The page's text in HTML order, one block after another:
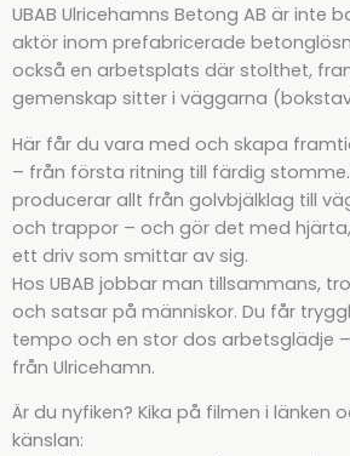
UBAB Ulricehamns Betong AB är inte
aktör inom prefabricerade
också en arbetsplats där stolthet,
gemenskap sitter i väggarna
Här får du vara med och skapa
– från första ritning till färdig stomme.
producerar allt från golvbjälklag till
och trappor – och gör det med
ett driv som smittar av sig.
Hos UBAB jobbar man tillsammans,
och satsar på människor. Du får
tempo och en stor dos arbetsglädje
från Ulricehamn.
Är du nyfiken? Kika på filmen i länken
känslan: